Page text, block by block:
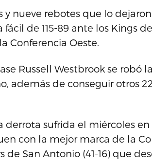
nueve rebotes que lo
de 115-89 ante los Kings de
Conferencia Oeste.
Russell Westbrook se robó
además de conseguir otros
derrota sufrida el miércoles
con la mejor marca de la
San Antonio (41-16) que